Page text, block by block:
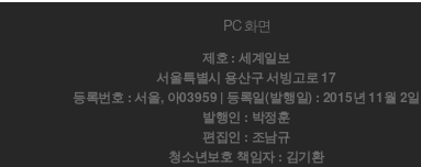
PC 화면
제호 : 세계일보
서울특별시 용산구 서빙고로 17
등록번호 : 서울, 아03959 | 등록일(발행일) : 2015년 11월 2일
발행인 : 박정훈
편집인 : 조남규
청소년보호 책임자 : 김기환